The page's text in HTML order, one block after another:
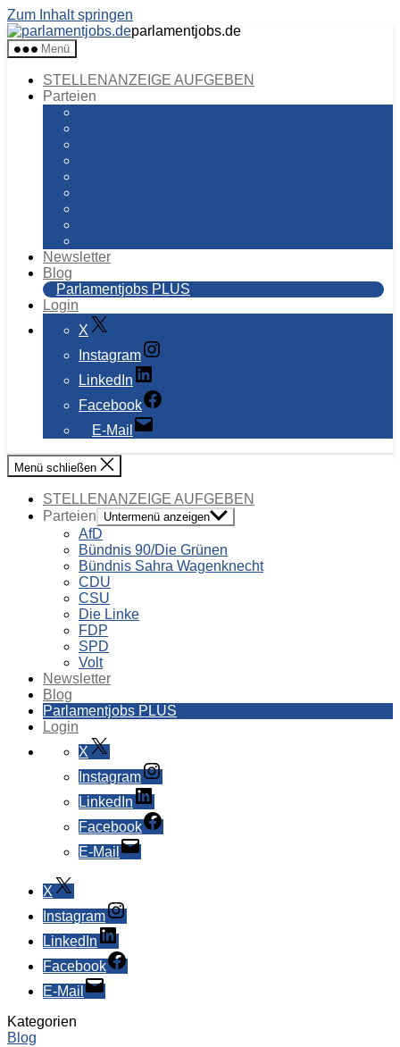
Zum Inhalt springen
parlamentjobs.de
Menü
STELLENANZEIGE AUFGEBEN
Parteien
Newsletter
Blog
Parlamentjobs PLUS
Login
X
Instagram
LinkedIn
Facebook
E-Mail
Menü schließen
STELLENANZEIGE AUFGEBEN
Parteien
Untermenü anzeigen
AfD
Bündnis 90/Die Grünen
Bündnis Sahra Wagenknecht
CDU
CSU
Die Linke
FDP
SPD
Volt
Newsletter
Blog
Parlamentjobs PLUS
Login
X
Instagram
LinkedIn
Facebook
E-Mail
X
Instagram
LinkedIn
Facebook
E-Mail
Kategorien
Blog